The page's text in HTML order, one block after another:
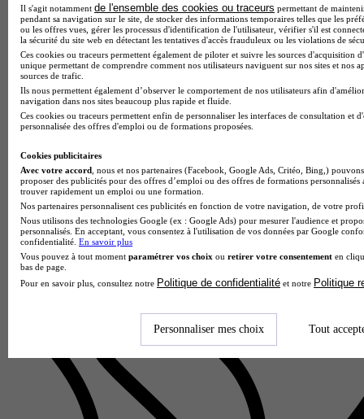
Lycée Chrestien de Troyes
Troyes 10000
Le BTS Management Commercial Opérationnel du Lycée
Chrestien de Troyes forme des professionnels polyvalents
capables de piloter l'activité commerciale d'une unité
opérationnelle. Les étu…
Il s'agit notamment de l'ensemble des cookies ou traceurs permettant de
pendant sa navigation sur le site, de stocker des informations temporaires telles que les
ou les offres vues, gérer les processus d'identification de l'utilisateur, vérifier s'il est
la sécurité du site web en détectant les tentatives d'accès frauduleux ou les violations de
Ces cookies ou traceurs permettent également de piloter et suivre les sources d'acquisition
unique permettant de comprendre comment nos utilisateurs naviguent sur nos sites et nos
sources de trafic.
Ils nous permettent également d’observer le comportement de nos utilisateurs afin
navigation dans nos sites beaucoup plus rapide et fluide.
Ces cookies ou traceurs permettent enfin de personnaliser les interfaces de consultation et
personnalisée des offres d'emploi ou de formations proposées.
Cookies publicitaires
Avec votre accord , nous et nos partenaires (Facebook, Google Ads, Critéo, Bing,)
proposer des publicités pour des offres d’emploi ou des offres de formations
trouver rapidement un emploi ou une formation.
Nos partenaires personnalisent ces publicités en fonction de votre navigation, de votre
Nous utilisons des technologies Google (ex : Google Ads) pour mesurer l'audience et
personnalisés. En acceptant, vous consentez à l'utilisation de vos données par Google
confidentialité. En savoir plus
Vous pouvez à tout moment paramétrer vos choix ou retirer votre consentement en
bas de page.
Pour en savoir plus, consultez notre Politique de confidentialité et notre Politique
Personnaliser mes choix Tout